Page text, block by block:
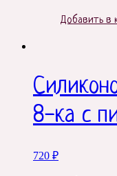
Добавить в
8-ка с
720 ₽